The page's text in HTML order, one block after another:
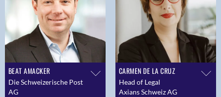
BEAT AMACKER
Die Schweizerische Post
AG
CARMEN DE LA CRUZ
Head of Legal
Axians Schweiz AG